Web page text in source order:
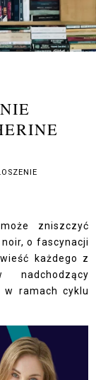
zniszczyć
o fascynacji
każdego z
w ramach cyklu